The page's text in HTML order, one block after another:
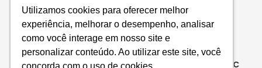
Utilizamos cookies para oferecer melhor
experiência, melhorar o desempenho, analisar
como você interage em nosso site e
personalizar conteúdo. Ao utilizar este site, você
Consulte aqui o cadastro da instituição no e-MEC